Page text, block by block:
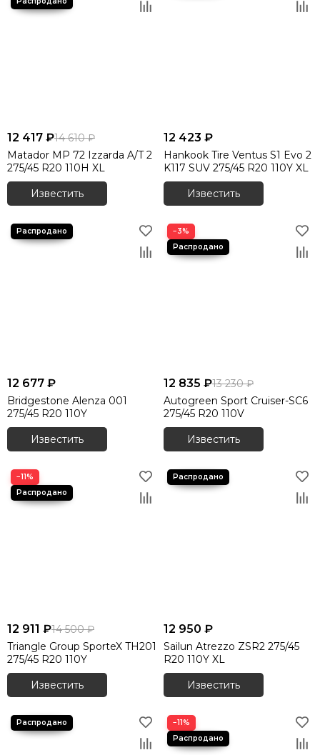
12 417 ₽14 610 ₽
Matador MP 72 Izzarda A/T 2
275/45 R20 110H XL
Известить
12 423 ₽
Hankook Tire Ventus S1 Evo 2
K117 SUV 275/45 R20 110Y XL
Известить
12 677 ₽
Bridgestone Alenza 001
275/45 R20 110Y
Известить
−3%
12 835 ₽13 230 ₽
Autogreen Sport Cruiser-SC6
275/45 R20 110V
Известить
−11%
12 911 ₽14 500 ₽
Triangle Group SporteX TH201
275/45 R20 110Y
Известить
12 950 ₽
Sailun Atrezzo ZSR2 275/45
R20 110Y XL
Известить
−11%